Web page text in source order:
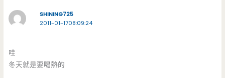
SHINING725
2011-01-1708:09:24
哇
冬天就是要喝熱的